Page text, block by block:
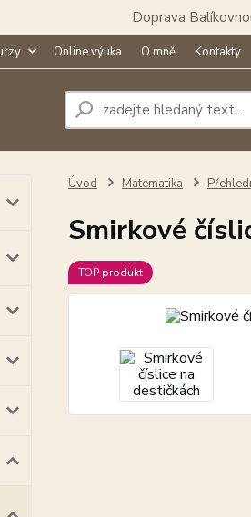
Doprava
Online výuka O mně Kontakty
Úvod Matematika
Smirkové
TOP produkt